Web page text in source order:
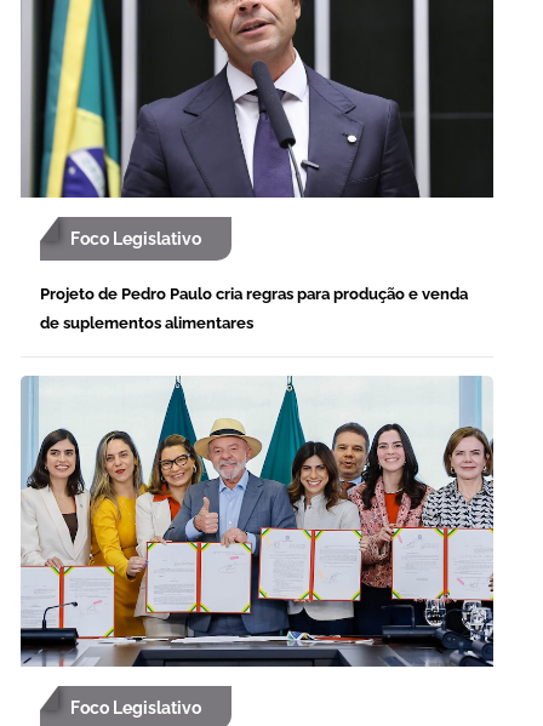
Foco Legislativo
Projeto de Pedro Paulo cria regras para produção e venda
de suplementos alimentares
Foco Legislativo